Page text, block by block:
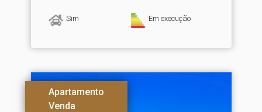
Sim Em execução
Apartamento
Venda